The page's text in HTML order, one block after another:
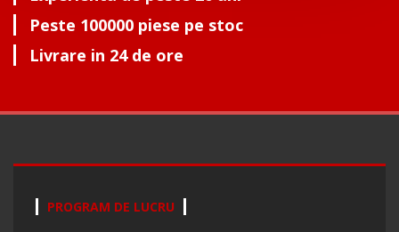
Peste 100000 piese pe stoc
Livrare in 24 de ore
PROGRAM DE LUCRU